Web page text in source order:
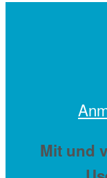
Mit und